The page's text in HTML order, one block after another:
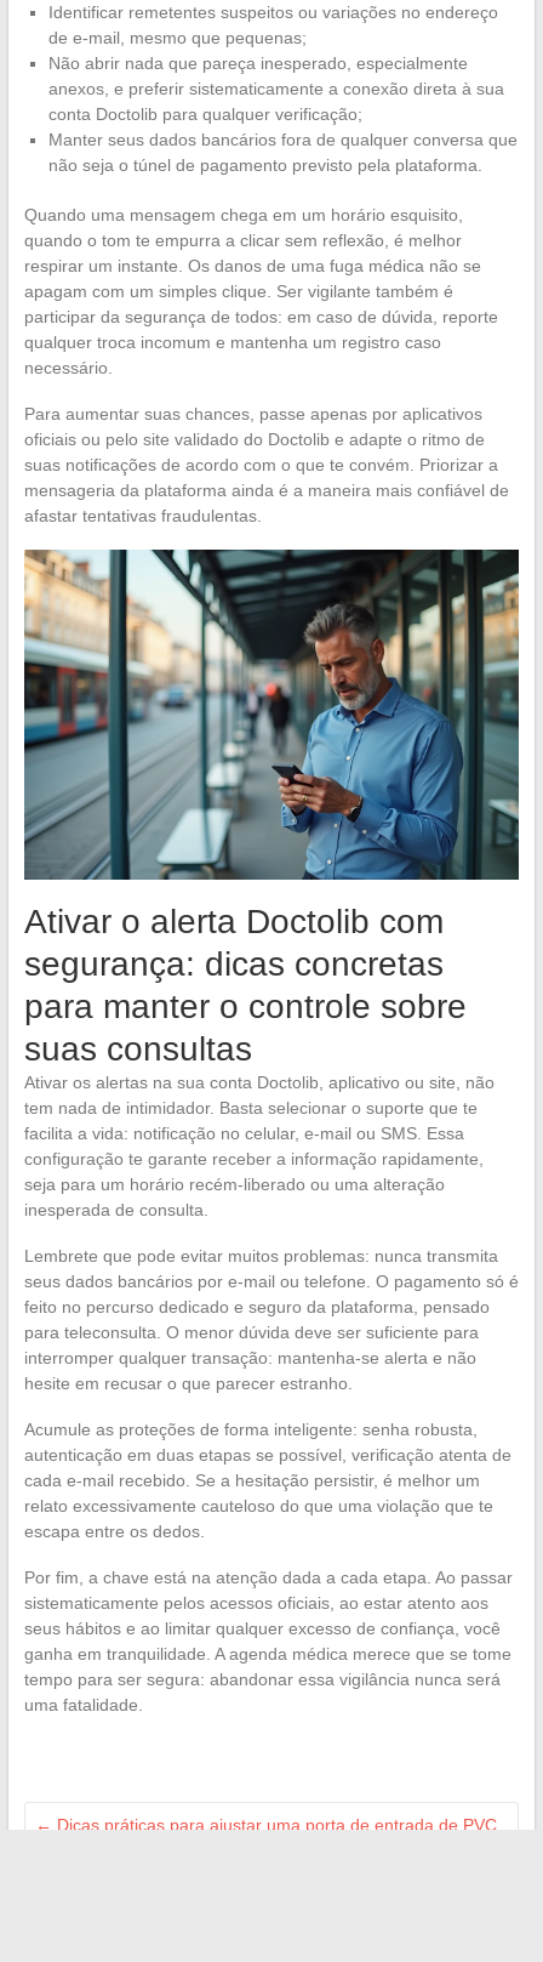
Identificar remetentes suspeitos ou variações no endereço
de e-mail, mesmo que pequenas;
Não abrir nada que pareça inesperado, especialmente
anexos, e preferir sistematicamente a conexão direta à sua
conta Doctolib para qualquer verificação;
Manter seus dados bancários fora de qualquer conversa que
não seja o túnel de pagamento previsto pela plataforma.
Quando uma mensagem chega em um horário esquisito,
quando o tom te empurra a clicar sem reflexão, é melhor
respirar um instante. Os danos de uma fuga médica não se
apagam com um simples clique. Ser vigilante também é
participar da segurança de todos: em caso de dúvida, reporte
qualquer troca incomum e mantenha um registro caso
necessário.
Para aumentar suas chances, passe apenas por aplicativos
oficiais ou pelo site validado do Doctolib e adapte o ritmo de
suas notificações de acordo com o que te convém. Priorizar a
mensageria da plataforma ainda é a maneira mais confiável de
afastar tentativas fraudulentas.
Ativar o alerta Doctolib com
segurança: dicas concretas
para manter o controle sobre
suas consultas
Ativar os alertas na sua conta Doctolib, aplicativo ou site, não
tem nada de intimidador. Basta selecionar o suporte que te
facilita a vida: notificação no celular, e-mail ou SMS. Essa
configuração te garante receber a informação rapidamente,
seja para um horário recém-liberado ou uma alteração
inesperada de consulta.
Lembrete que pode evitar muitos problemas: nunca transmita
seus dados bancários por e-mail ou telefone. O pagamento só é
feito no percurso dedicado e seguro da plataforma, pensado
para teleconsulta. O menor dúvida deve ser suficiente para
interromper qualquer transação: mantenha-se alerta e não
hesite em recusar o que parecer estranho.
Acumule as proteções de forma inteligente: senha robusta,
autenticação em duas etapas se possível, verificação atenta de
cada e-mail recebido. Se a hesitação persistir, é melhor um
relato excessivamente cauteloso do que uma violação que te
escapa entre os dedos.
Por fim, a chave está na atenção dada a cada etapa. Ao passar
sistematicamente pelos acessos oficiais, ao estar atento aos
seus hábitos e ao limitar qualquer excesso de confiança, você
ganha em tranquilidade. A agenda médica merece que se tome
tempo para ser segura: abandonar essa vigilância nunca será
uma fatalidade.
← Dicas práticas para ajustar uma porta de entrada de PVC